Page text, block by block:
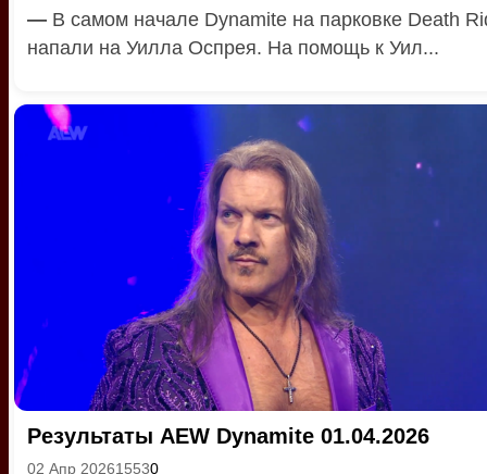
— В самом начале Dynamite на парковке Death
напали на Уилла Оспрея. На помощь к Уил...
Результаты AEW Dynamite 01.04.2026
02 Апр 202615530